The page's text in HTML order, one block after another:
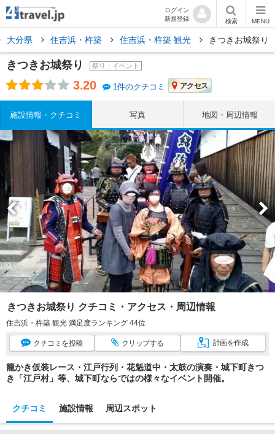
ログイン
新規登録
検索 MENU
大分県 住吉浜・杵築 住吉浜・杵築 観光 きつきお城祭り
きつきお城祭り 祭り・イベント
3.20 1件のクチコミ アクセス
施設情報・クチコミ 写真 地図・周辺情報
きつきお城祭り クチコミ・アクセス・周辺情報
住吉浜・杵築 観光 満足度ランキング 44位
クチコミ を投稿 クリップする 計画を作成
籠かき仮装レース・江戸行列・花魁道中・太鼓の演奏・城下町きつ
き「江戸村」等、城下町ならではの様々なイベント開催。
クチコミ 施設情報 周辺スポット